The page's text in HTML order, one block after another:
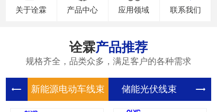
关于诠霖 产品中心 应用领域 联系我们
诠霖产品推荐
规格齐全，品类众多，满足客户的各种需求
新能源电 储能光伏